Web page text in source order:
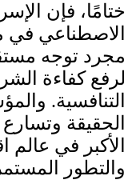
ختامًا، فإن
الاصطناعي في
مجرد توجه
لرفع كفاءة
التنافسية.
الحقيقة
الأكبر في عالم
والتطور